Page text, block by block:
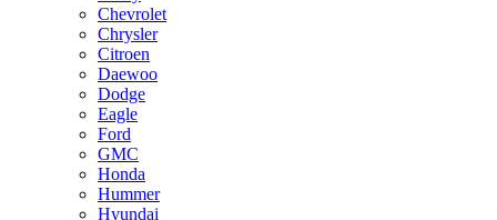
Chevrolet
Chrysler
Citroen
Daewoo
Dodge
Eagle
Ford
GMC
Honda
Hummer
Hyundai